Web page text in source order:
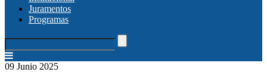
Juramentos
Programas
09 Junio 2025